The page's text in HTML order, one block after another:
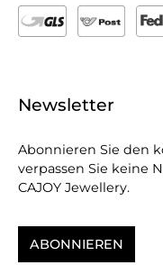
Newsletter
Abonnieren Sie den
verpassen Sie keine
CAJOY Jewellery.
ABONNIEREN